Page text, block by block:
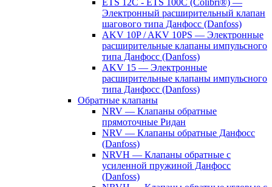
ETS 12C - ETS 100C (Colibri®) —
Электронный расширительный клапан
шагового типа Данфосс (Danfoss)
AKV 10P / AKV 10PS — Электронные
расширительные клапаны импульсного
типа Данфосс (Danfoss)
AKV 15 — Электронные
расширительные клапаны импульсного
типа Данфосс (Danfoss)
Обратные клапаны
NRV — Клапаны обратные
прямоточные Ридан
NRV — Клапаны обратные Данфосс
(Danfoss)
NRVH — Клапаны обратные с
усиленной пружиной Данфосс
(Danfoss)